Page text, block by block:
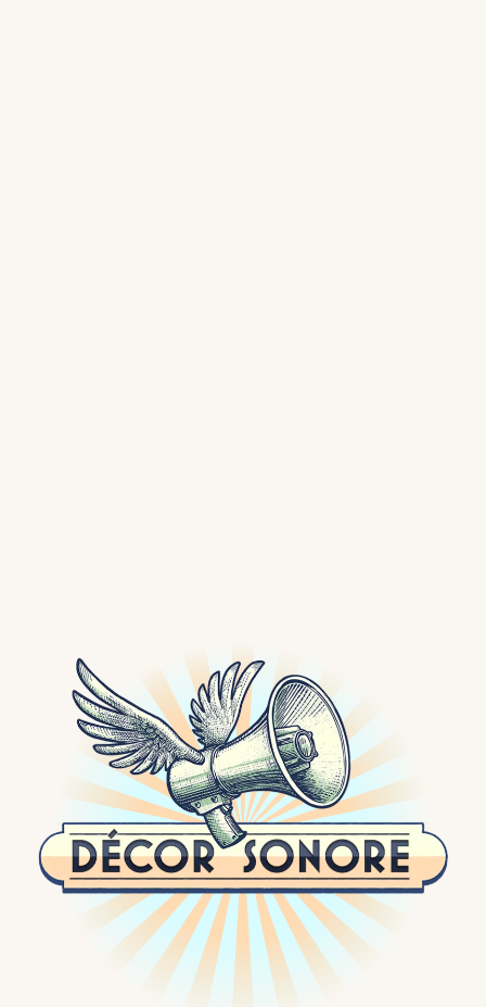
Passer
au
contenu